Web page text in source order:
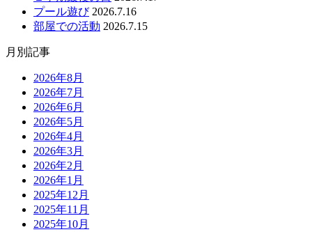
プール遊び 2026.7.16
部屋での活動 2026.7.15
月別記事
2026年8月
2026年7月
2026年6月
2026年5月
2026年4月
2026年3月
2026年2月
2026年1月
2025年12月
2025年11月
2025年10月